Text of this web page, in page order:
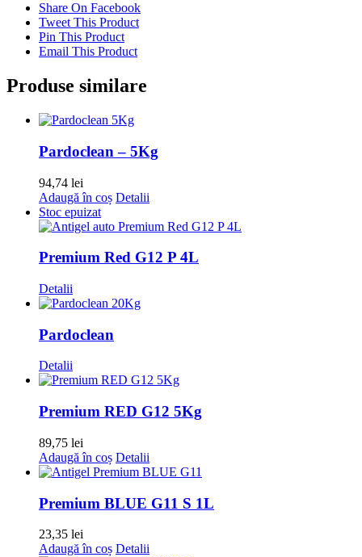
Share On Facebook
Tweet This Product
Pin This Product
Email This Product
Produse similare
Pardoclean – 5Kg
94,74 lei
Adaugă în coș Detalii
Stoc epuizat
Premium Red G12 P 4L
Detalii
Pardoclean
Detalii
Premium RED G12 5Kg
89,75 lei
Adaugă în coș Detalii
Premium BLUE G11 S 1L
23,35 lei
Adaugă în coș Detalii